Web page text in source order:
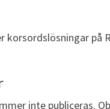
korsordslösningar på
inte publiceras.